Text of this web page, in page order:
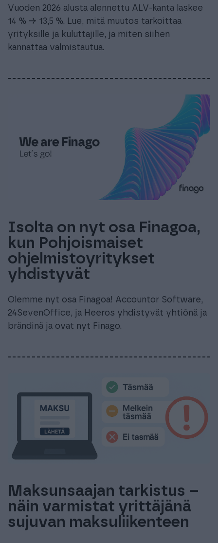
Vuoden 2026 alusta alennettu ALV-kanta laskee
14 % → 13,5 %. Lue, mitä muutos tarkoittaa
yrityksille ja kuluttajille, ja miten siihen
kannattaa valmistautua.
Isolta on nyt osa Finagoa,
kun Pohjoismaiset
ohjelmistoyritykset
yhdistyvät
Olemme nyt osa Finagoa! Accountor Software,
24SevenOffice, ja Heeros yhdistyvät yhtiönä ja
brändinä ja ovat nyt Finago.
Maksunsaajan tarkistus –
näin varmistat yrittäjänä
sujuvan maksuliikenteen